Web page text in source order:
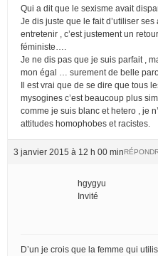
Qui a dit que le sexisme avait
Je dis juste que le fait d’utiliser
entretenir , c’est justement un
féministe….
Je ne dis pas que je suis parfait ,
mon égal … surement de belle
Il est vrai que de se dire que tous
mysogines c’est beaucoup plus
comme je suis blanc et hetero , je
attitudes homophobes et racistes.
3 janvier 2015 à 12 h 00 min
hgygyu
Invité
D’un je crois que la femme qui